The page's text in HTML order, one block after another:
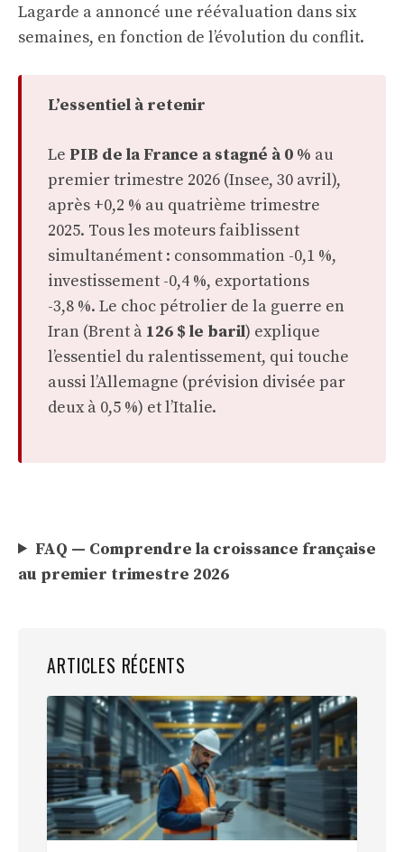
Lagarde a annoncé une réévaluation dans six
semaines, en fonction de l’évolution du conflit.
L’essentiel à retenir
Le PIB de la France a stagné à 0 % au
premier trimestre 2026 (Insee, 30 avril),
après +0,2 % au quatrième trimestre
2025. Tous les moteurs faiblissent
simultanément : consommation -0,1 %,
investissement -0,4 %, exportations
-3,8 %. Le choc pétrolier de la guerre en
Iran (Brent à 126 $ le baril) explique
l’essentiel du ralentissement, qui touche
aussi l’Allemagne (prévision divisée par
deux à 0,5 %) et l’Italie.
FAQ — Comprendre la croissance française
au premier trimestre 2026
ARTICLES RÉCENTS